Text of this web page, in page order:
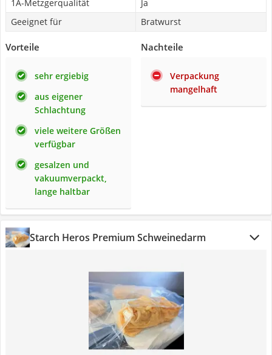
1A-Metzgerqualität
Ja
Geeignet für
Bratwurst
Vorteile
sehr ergiebig
aus eigener
Schlachtung
viele weitere Größen
verfügbar
gesalzen und
vakuumverpackt,
lange haltbar
Nachteile
Verpackung
mangelhaft
‎Starch Heros Premium Schweinedarm